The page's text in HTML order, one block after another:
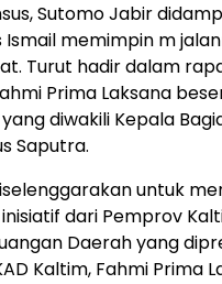
Sutomo Jabir
Ismail memimpin m
Turut hadir dalam
Prima Laksana
diwakili Kepala
Saputra.
untuk
dari Pemprov
Daerah yang
Kaltim, Fahmi Prima